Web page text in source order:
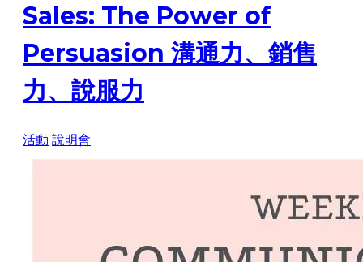
Sales: The Power of
Persuasion 溝通力、銷售
力、說服力
活動 說明會